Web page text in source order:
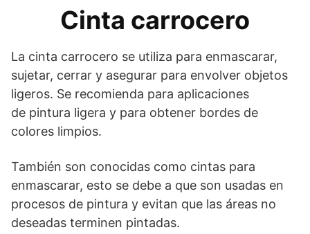
Cinta carrocero
La cinta carrocero se utiliza para enmascarar,
sujetar, cerrar y asegurar para envolver objetos
ligeros. Se recomienda para aplicaciones
de pintura ligera y para obtener bordes de
colores limpios.
También son conocidas como cintas para
enmascarar, esto se debe a que son usadas en
procesos de pintura y evitan que las áreas no
deseadas terminen pintadas.